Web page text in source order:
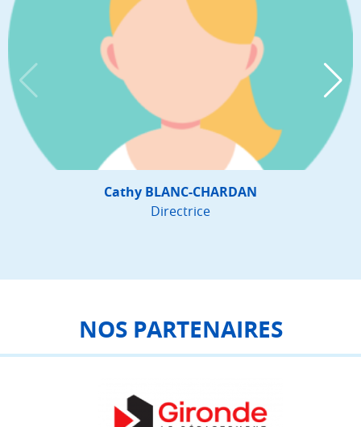
Cathy BLANC-CHARDAN
Directrice
NOS PARTENAIRES